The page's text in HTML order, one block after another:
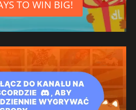
TO WIN BIG!